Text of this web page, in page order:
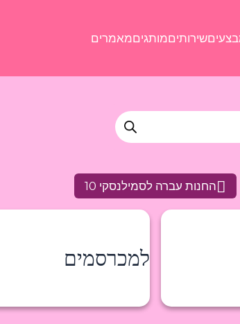
שירותיםמותגיםמאמרים
החנות עברה לסמילנסקי 10
למכרסמים